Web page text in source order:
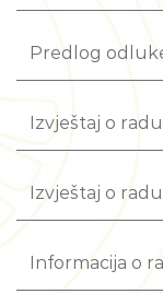
Predlog
Izvještaj o
Izvještaj o
Informacija o